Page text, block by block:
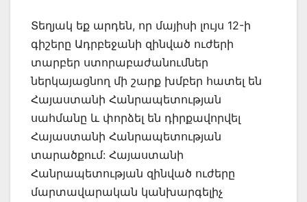
Տեղյակ եք արդեն, որ մայիսի լույս 12-ի
գիշերը Ադրբեջանի զինված ուժերի
տարբեր ստորաբաժանումներ
ներկայացնող մի շարք խմբեր հատել են
Հայաստանի Հանրապետության
սահմանը և փորձել են դիրքավորվել
Հայաստանի Հանրապետության
տարածքում: Հայաստանի
Հանրապետության զինված ուժերը
մարտավարական կանխարգելիչ